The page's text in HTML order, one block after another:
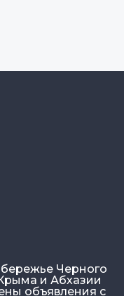
Черного
и Абхазии
объявления с